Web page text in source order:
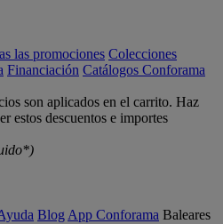
las promociones Colecciones
Financiación Catálogos Conforama
son aplicados en el carrito. Haz
estos descuentos e importes
Blog App Conforama Baleares